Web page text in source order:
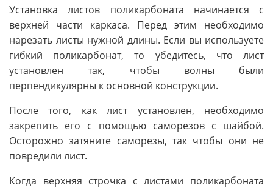
Установка листов поликарбоната начинается с
верхней части каркаса. Перед этим необходимо
нарезать листы нужной длины. Если вы используете
гибкий поликарбонат, то убедитесь, что лист
установлен так, чтобы волны были
перпендикулярны к основной конструкции.
После того, как лист установлен, необходимо
закрепить его с помощью саморезов с шайбой.
Осторожно затяните саморезы, так чтобы они не
повредили лист.
Когда верхняя строчка с листами поликарбоната